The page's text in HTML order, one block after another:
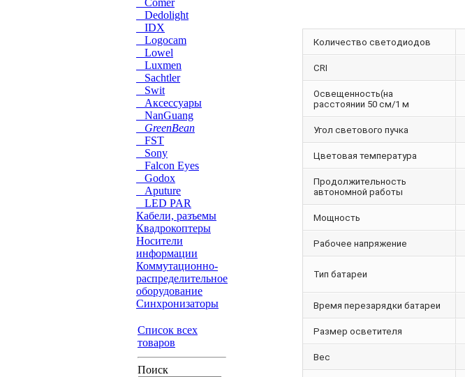
Comer
Dedolight
IDX
Logocam
Lowel
Luxmen
Sachtler
Swit
Аксессуары
NanGuang
GreenBean
FST
Sony
Falcon Eyes
Godox
Aputure
LED PAR
Кабели, разъемы
Квадрокоптеры
Носители
информации
Коммутационно-
распределительное
оборудование
Синхронизаторы
Список всех
товаров
Поиск
Количество светодиодов
CRI
Освещенность(на
расстоянии 50 см/1 м
Угол светового пучка
Цветовая температура
Продолжительность
автономной работы
Мощность
Рабочее напряжение
Тип батареи
Время перезарядки батареи
Размер осветителя
Вес